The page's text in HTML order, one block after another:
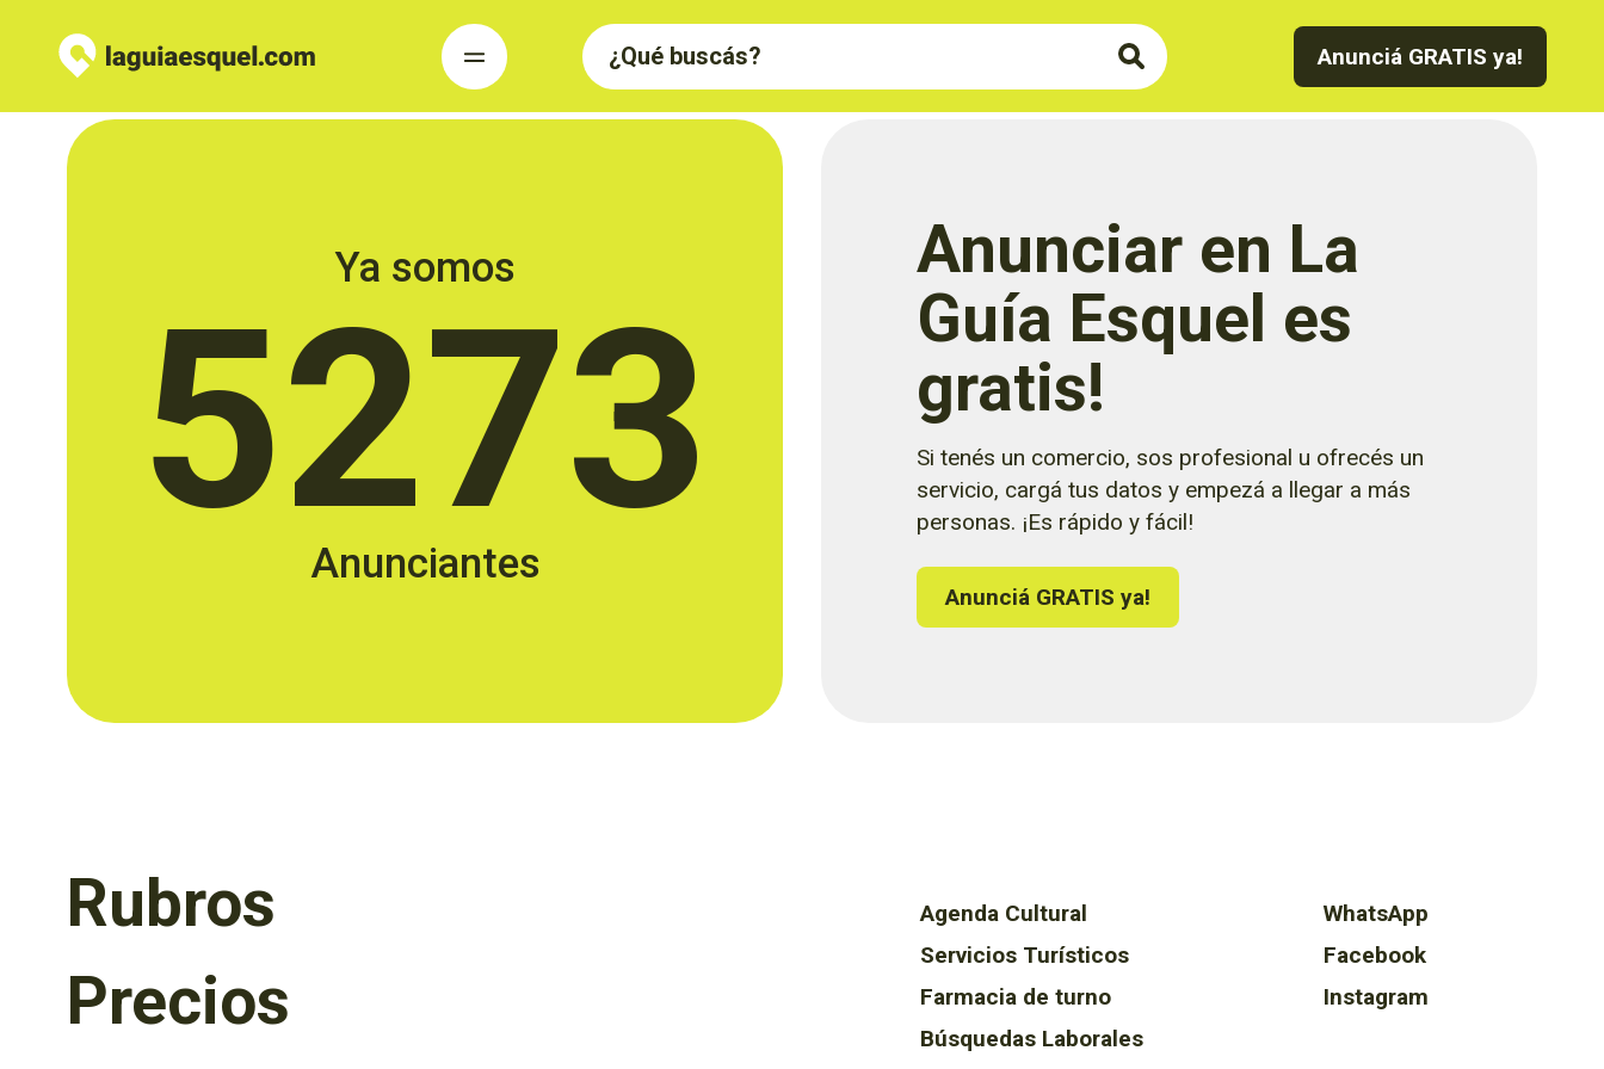
Anunciá GRATIS ya!
Ya somos
5273
Anunciantes
Anunciar en La
Guía Esquel es
gratis!
Si tenés un comercio, sos profesional u ofrecés un
servicio, cargá tus datos y empezá a llegar a más
personas. ¡Es rápido y fácil!
Anunciá GRATIS ya!
Rubros
Precios
Agenda Cultural
Servicios Turísticos
Farmacia de turno
Búsquedas Laborales
WhatsApp
Facebook
Instagram